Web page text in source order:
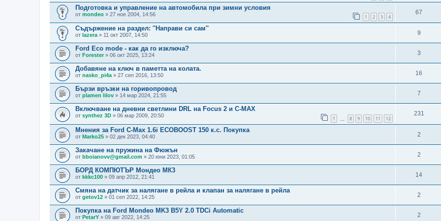
Подготовка и управление на автомобила при зимни условия
от mondeo » 27 ное 2004, 14:56 1 2 3 4
67
Съдържение на раздел: ''Направи си сам''
от lazera» 11 окт 2007, 14:50 9
Ford Eco mode - как да го изключа?
от Forester » 06 окт 2025, 13:24 3
Добавяне на ключ в паметта на колата.
от nasko_pi4a» 27 сеп 2016, 13:50 16
Бързи връзки на горивопровод
от plamen lilov » 14 мар 2024, 21:55 7
Включване на дневни светлини DRL на Focus 2 и C-MAX
от synthez 3D » 06 мар 2009, 20:50 1 8 9 10 11 12
231
Мнения за Ford C-Max 1.6i ECOBOOST 150 к.с. Покупка
от Marko25 » 02 дек 2023, 04:40 2
Закачане на пружина на Фюжън
от bboianovv@gmail.com » 20 юни 2023, 01:05 2
БОРД КОМПЮТЪР Мондео МК3
от kkkc100 » 09 апр 2012, 21:41 14
Смяна на датчик за налягане в рейла и клапан за налягане в рейла
от getov12 » 01 сеп 2022, 14:25 2
Покупка на Ford Mondeo MK3 B5Y 2.0 TDCi Automatic
от PetarY » 09 авг 2022, 14:25 2